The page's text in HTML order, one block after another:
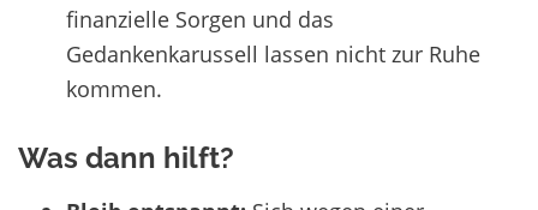
finanzielle Sorgen und das
Gedankenkarussell lassen nicht zur Ruhe
kommen.
Was dann hilft?